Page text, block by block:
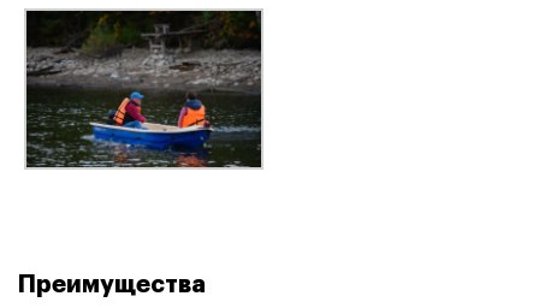
Преимущества